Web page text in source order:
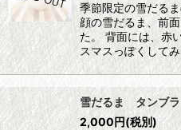
季節限定の雪だる
顔の雪だるま、前
た。 背面には、赤
スマスっぽくして
雪だるま タンブ
2,000円(税別)